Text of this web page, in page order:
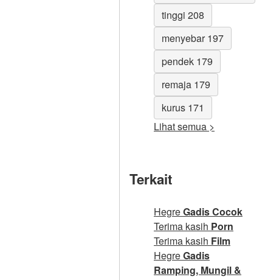
tinggi 208
menyebar 197
pendek 179
remaja 179
kurus 171
Lihat semua >
Terkait
HegreGadis Cocok
Terima kasih Porn
Terima kasih Film
HegreGadis
Ramping, Mungil &